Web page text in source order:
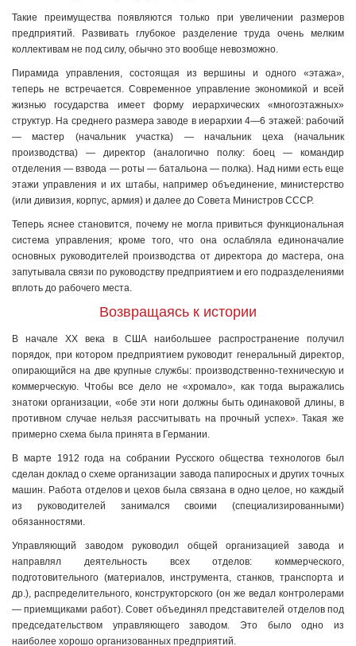
Такие преимущества появляются только при увеличении размеров
предприятий. Развивать глубокое разделение труда очень мелким
коллективам не под силу, обычно это вообще невозможно.
Пирамида управления, состоящая из вершины и одного «этажа»,
теперь не встречается. Современное управление экономикой и всей
жизнью государства имеет форму иерархических «многоэтажных»
структур. На среднего размера заводе в иерархии 4—6 этажей: рабочий
— мастер (начальник участка) — начальник цеха (начальник
производства) — директор (аналогично полку: боец — командир
отделения — взвода — роты — батальона — полка). Над ними есть еще
этажи управления и их штабы, например объединение, министерство
(или дивизия, корпус, армия) и далее до Совета Министров СССР.
Теперь яснее становится, почему не могла привиться функциональная
система управления; кроме того, что она ослабляла единоначалие
основных руководителей производства от директора до мастера, она
запутывала связи по руководству предприятием и его подразделениями
вплоть до рабочего места.
Возвращаясь к истории
В начале XX века в США наибольшее распространение получил
порядок, при котором предприятием руководит генеральный директор,
опирающийся на две крупные службы: производственно-техническую и
коммерческую. Чтобы все дело не «хромало», как тогда выражались
знатоки организации, «обе эти ноги должны быть одинаковой длины, в
противном случае нельзя рассчитывать на прочный успех». Такая же
примерно схема была принята в Германии.
В марте 1912 года на собрании Русского общества технологов был
сделан доклад о схеме организации завода папиросных и других точных
машин. Работа отделов и цехов была связана в одно целое, но каждый
из руководителей занимался своими (специализированными)
обязанностями.
Управляющий заводом руководил общей организацией завода и
направлял деятельность всех отделов: коммерческого,
подготовительного (материалов, инструмента, станков, транспорта и
др.), распределительного, конструкторского (он же ведал контролерами
— приемщиками работ). Совет объединял представителей отделов под
председательством управляющего заводом. Это было одно из
наиболее хорошо организованных предприятий.